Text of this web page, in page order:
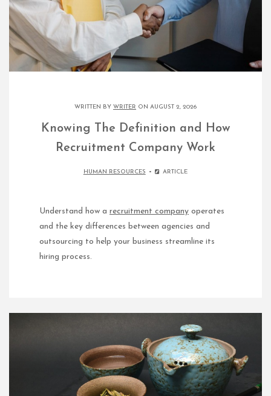
WRITTEN BY WRITER ON AUGUST 2, 2026
Knowing The Definition and How
Recruitment Company Work
HUMAN RESOURCES ARTICLE
Understand how a recruitment company operates
and the key differences between agencies and
outsourcing to help your business streamline its
hiring process.